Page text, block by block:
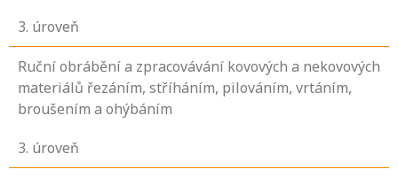
3. úroveň
Ruční obrábění a zpracovávání kovových a nekovových
materiálů řezáním, stříháním, pilováním, vrtáním,
broušením a ohýbáním
3. úroveň